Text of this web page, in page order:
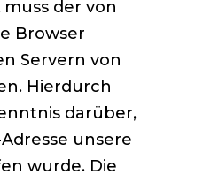
der von
Browser
Servern von
Hierdurch
darüber,
unsere
wurde. Die